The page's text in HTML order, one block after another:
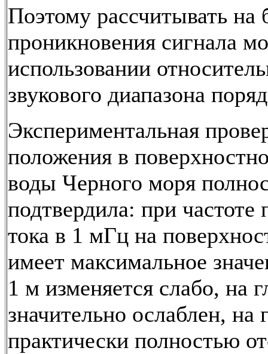
Поэтому рассчитывать
проникновения сигнала
использовании
звукового диапазона
Экспериментальная
положения в
воды Черного моря
подтвердила: при частоте
тока в 1 мГц на
имеет максимальное
1 м изменяется слабо, на
значительно ослаблен, на
практически полностью